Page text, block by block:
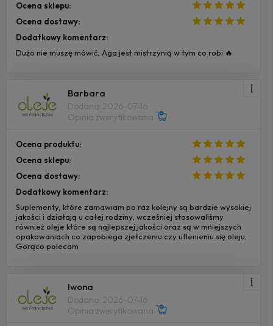
Ocena sklepu:
Ocena dostawy:
Dodatkowy komentarz:
Dużo nie muszę mówić, Aga jest mistrzynią w tym co robi 🔥
Barbara
Dodano: 2026-07-16
Opinia zweryfikowana
Ocena produktu:
Ocena sklepu:
Ocena dostawy:
Dodatkowy komentarz:
Suplementy, które zamawiam po raz kolejny są bardzie wysokiej
jakości i działają u całej rodziny, wcześniej stosowaliśmy
również oleje które są najlepszej jakości oraz są w mniejszych
opakowaniach co zapobiega zjełczeniu czy utlenieniu się oleju.
Gorąco polecam
Iwona
Dodano: 2026-07-16
Opinia zweryfikowana